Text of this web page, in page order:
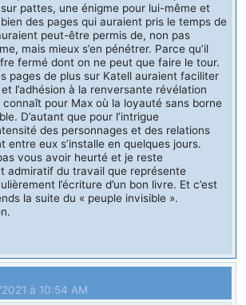
pattes, une énigme pour lui-même et
des pages qui auraient pris le temps de
peut-être permis de, non pas
mais mieux s’en pénétrer. Parce qu’il
fermé dont on ne peut que faire le tour.
pages de plus sur Katell auraient faciliter
l’adhésion à la renversante révélation
connaît pour Max où la loyauté sans borne
D’autant que pour l’intrigue
des personnages et des relations
entre eux s’installe en quelques jours.
vous avoir heurté et je reste
admiratif du travail que représente
l’écriture d’un bon livre. Et c’est
la suite du « peuple invisible ».
à 10:54 AM